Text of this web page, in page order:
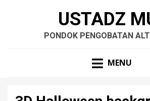
USTADZ
PONDOK PENGOBATAN
MENU